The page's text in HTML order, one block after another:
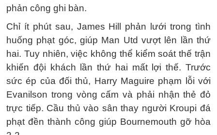
phản công ghi bàn.
Chỉ ít phút sau, James Hill phản lưới trong tình
huống phạt góc, giúp Man Utd vượt lên lần thứ
hai. Tuy nhiên, việc không thể kiểm soát thế trận
khiến đội khách lần thứ hai mất lợi thế. Trước
sức ép của đối thủ, Harry Maguire phạm lỗi với
Evanilson trong vòng cấm và phải nhận thẻ đỏ
trực tiếp. Cầu thủ vào sân thay người Kroupi đá
phạt đền thành công giúp Bournemouth gỡ hòa